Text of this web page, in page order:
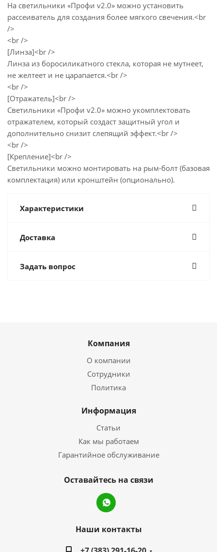
На светильники «Профи v2.0» можно установить
рассеиватель для создания более мягкого свечения.<br
/>
<br />
[Линза]<br />
Линза из боросиликатного стекла, которая не мутнеет,
не желтеет и не царапается.<br />
<br />
[Отражатель]<br />
Светильники «Профи v2.0» можно укомплектовать
отражателем, который создаст защитный угол и
дополнительно снизит слепящий эффект.<br />
<br />
[Крепление]<br />
Светильники можно монтировать на рым-болт (базовая
комплектация) или кронштейн (опционально).
Характеристики
Доставка
Задать вопрос
Компания
О компании
Сотрудники
Политика
Информация
Статьи
Как мы работаем
Гарантийное обслуживание
Оставайтесь на связи
Наши контакты